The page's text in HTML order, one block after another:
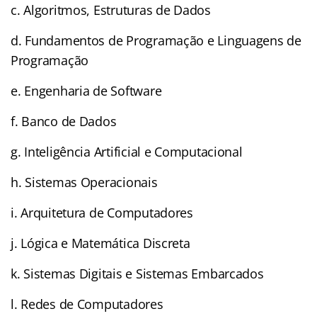
c. Algoritmos, Estruturas de Dados
d. Fundamentos de Programação e Linguagens de
Programação
e. Engenharia de Software
f. Banco de Dados
g. Inteligência Artificial e Computacional
h. Sistemas Operacionais
i. Arquitetura de Computadores
j. Lógica e Matemática Discreta
k. Sistemas Digitais e Sistemas Embarcados
l. Redes de Computadores